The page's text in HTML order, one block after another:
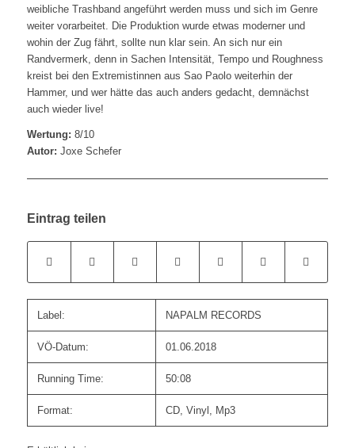
weibliche Trashband angeführt werden muss und sich im Genre
weiter vorarbeitet. Die Produktion wurde etwas moderner und
wohin der Zug fährt, sollte nun klar sein. An sich nur ein
Randvermerk, denn in Sachen Intensität, Tempo und Roughness
kreist bei den Extremistinnen aus Sao Paolo weiterhin der
Hammer, und wer hätte das auch anders gedacht, demnächst
auch wieder live!
Wertung: 8/10
Autor: Joxe Schefer
Eintrag teilen
Label: NAPALM RECORDS
VÖ-Datum: 01.06.2018
Running Time: 50:08
Format: CD, Vinyl, Mp3